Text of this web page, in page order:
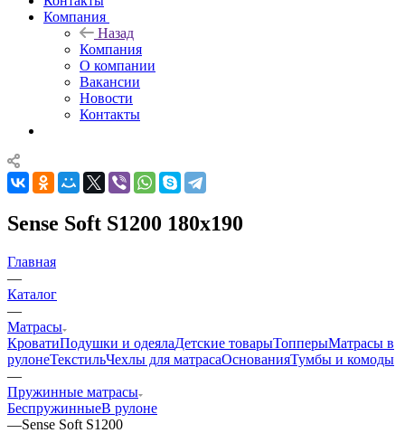
Компания
Назад
Компания
О компании
Вакансии
Новости
Контакты
Sense Soft S1200 180x190
Главная
—
Каталог
—
Матрасы
КроватиПодушки и одеялаДетские товарыТопперыМатрасы в
рулонеТекстильЧехлы для матрасаОснованияТумбы и комоды
—
Пружинные матрасы
БеспружинныеВ рулоне
—Sense Soft S1200